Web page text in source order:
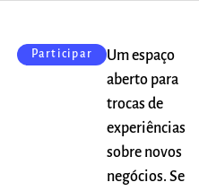
Participar
Um espaço
aberto para
trocas de
experiências
sobre novos
negócios. Se